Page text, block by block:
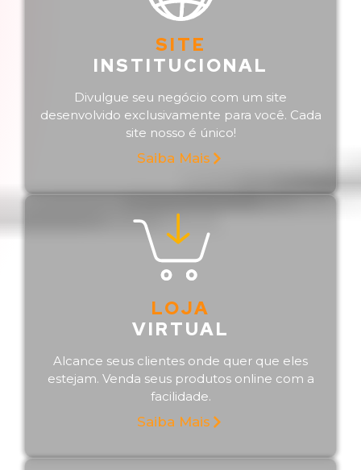
SITE
INSTITUCIONAL
Divulgue seu negócio com um site
desenvolvido exclusivamente para você. Cada
site nosso é único!
Saiba Mais
LOJA
VIRTUAL
Alcance seus clientes onde quer que eles
estejam. Venda seus produtos online com a
facilidade.
Saiba Mais